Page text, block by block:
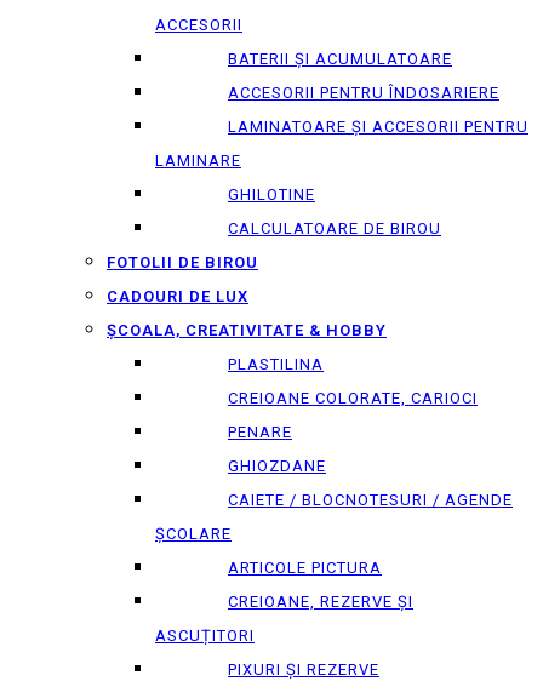
ACCESORII
BATERII ȘI ACUMULATOARE
ACCESORII PENTRU ÎNDOSARIERE
LAMINATOARE ȘI ACCESORII PENTRU
LAMINARE
GHILOTINE
CALCULATOARE DE BIROU
FOTOLII DE BIROU
CADOURI DE LUX
ȘCOALA, CREATIVITATE & HOBBY
PLASTILINA
CREIOANE COLORATE, CARIOCI
PENARE
GHIOZDANE
CAIETE / BLOCNOTESURI / AGENDE
ȘCOLARE
ARTICOLE PICTURA
CREIOANE, REZERVE ȘI
ASCUȚITORI
PIXURI ȘI REZERVE